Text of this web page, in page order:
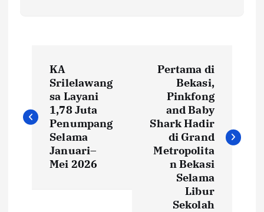
s
KA
Srilelawang
sa Layani
1,78 Juta
Penumpang
Selama
Januari–
Mei 2026
Pertama di
Bekasi,
Pinkfong
and Baby
Shark Hadir
di Grand
Metropolita
n Bekasi
Selama
Libur
Sekolah